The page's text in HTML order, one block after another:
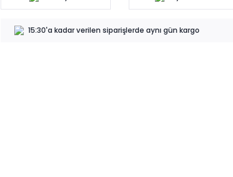
15:30'a kadar verilen siparişlerde aynı gün kargo